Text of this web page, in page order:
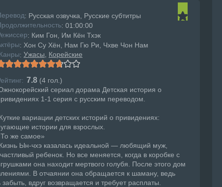
: Русская озвучка, Русские субтитры
: 01:00:00
: Ким Гон, Им Кён Тхэк
: Хон Су Хён, Нам Гю Ри, Чхве Чон Нам
: Ужасы Корейские
7.8 (4 гол.)
сериал дорама Детская история о
1-1 серия с русским переводом.
вариации детских историй о привидениях:
истории для взрослых.
же самое»
Ын-чхэ казалась идеальной — любящий муж,
ребенок. Но все меняется, когда в коробке с
она находит мертвого голубя. После этого дом
В отчаянии она обращается к шаману, ведь
вдруг возвращается и требует расплаты.